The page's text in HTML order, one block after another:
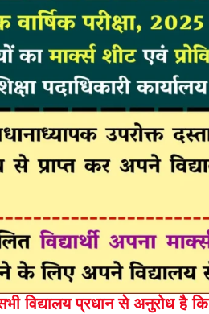
विद्यालय प्रधान से अनुरोध है कि